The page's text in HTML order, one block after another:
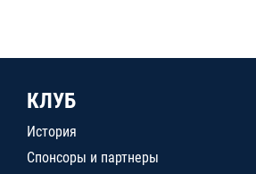
КЛУБ
История
Спонсоры и партнеры